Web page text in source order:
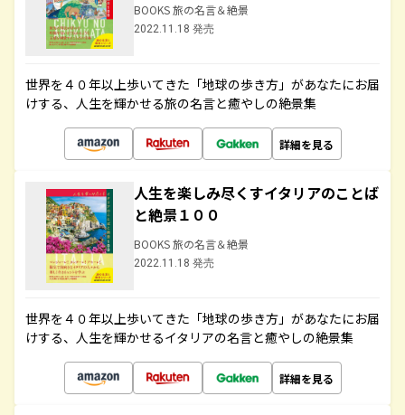
BOOKS 旅の名言＆絶景
2022.11.18 発売
世界を４０年以上歩いてきた「地球の歩き方」があなたにお届
けする、人生を輝かせる旅の名言と癒やしの絶景集
詳細を見る
人生を楽しみ尽くすイタリアのことば
と絶景１００
BOOKS 旅の名言＆絶景
2022.11.18 発売
世界を４０年以上歩いてきた「地球の歩き方」があなたにお届
けする、人生を輝かせるイタリアの名言と癒やしの絶景集
詳細を見る